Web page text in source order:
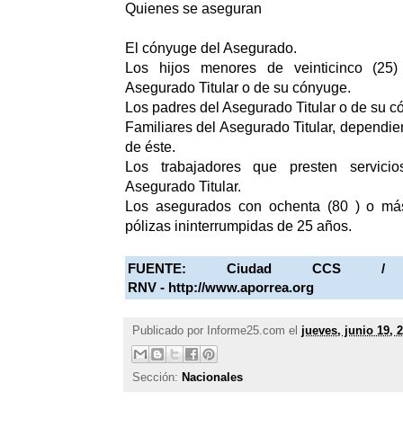
Quienes se aseguran
El cónyuge del Asegurado.
Los hijos menores de veinticinco
Asegurado Titular o de su cónyuge.
Los padres del Asegurado Titular o de su
Familiares del Asegurado Titular,
de éste.
Los trabajadores que presten
Asegurado Titular.
Los asegurados con ochenta (80 ) o
pólizas ininterrumpidas de 25 años.
FUENTE: Ciudad CCS /
RNV - http://www.aporrea.org
Publicado por Informe25.com el jueves, junio 19,
Sección: Nacionales